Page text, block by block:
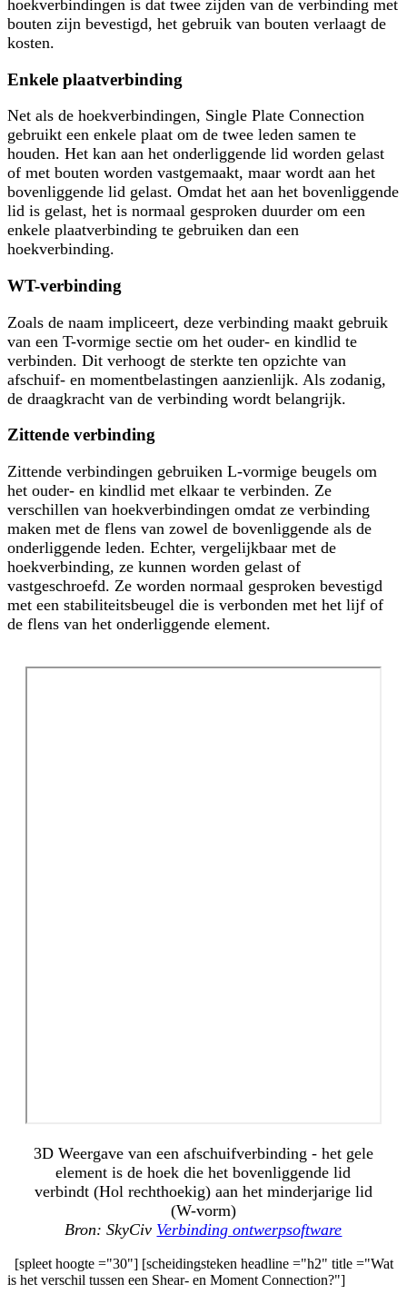
hoekverbindingen is dat twee zijden van de verbinding met
bouten zijn bevestigd, het gebruik van bouten verlaagt de
kosten.
Enkele plaatverbinding
Net als de hoekverbindingen, Single Plate Connection
gebruikt een enkele plaat om de twee leden samen te
houden. Het kan aan het onderliggende lid worden gelast
of met bouten worden vastgemaakt, maar wordt aan het
bovenliggende lid gelast. Omdat het aan het bovenliggende
lid is gelast, het is normaal gesproken duurder om een ​​
enkele plaatverbinding te gebruiken dan een
hoekverbinding.
WT-verbinding
Zoals de naam impliceert, deze verbinding maakt gebruik
van een T-vormige sectie om het ouder- en kindlid te
verbinden. Dit verhoogt de sterkte ten opzichte van
afschuif- en momentbelastingen aanzienlijk. Als zodanig,
de draagkracht van de verbinding wordt belangrijk.
Zittende verbinding
Zittende verbindingen gebruiken L-vormige beugels om
het ouder- en kindlid met elkaar te verbinden. Ze
verschillen van hoekverbindingen omdat ze verbinding
maken met de flens van zowel de bovenliggende als de
onderliggende leden. Echter, vergelijkbaar met de
hoekverbinding, ze kunnen worden gelast of
vastgeschroefd. Ze worden normaal gesproken bevestigd
met een stabiliteitsbeugel die is verbonden met het lijf of
de flens van het onderliggende element.
3D Weergave van een afschuifverbinding - het gele
element is de hoek die het bovenliggende lid
verbindt (Hol rechthoekig) aan het minderjarige lid
(W-vorm)
Bron: SkyCiv Verbinding ontwerpsoftware
[spleet hoogte ="30"] [scheidingsteken headline ="h2" title ="Wat
is het verschil tussen een Shear- en Moment Connection?"]